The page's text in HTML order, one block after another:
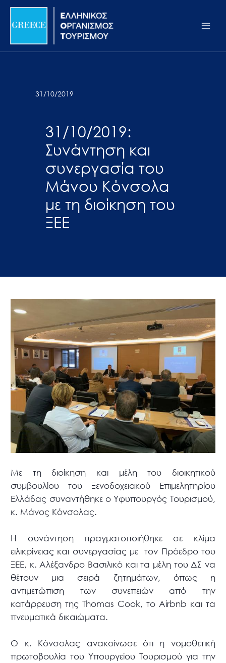
Σημείωση:
ιστότοπος
προσβασιμότητας.
Μετάβαση
περιεχόμενο
31/10/2019
31/10/2019:
Συνάντηση και
συνεργασία του
Μάνου Κόνσολα
με τη διοίκηση του
ΞΕΕ
Με τη διοίκηση και μέλη του διοικητικού
συμβουλίου του Ξενοδοχειακού Επιμελητηρίου
Ελλάδας συναντήθηκε ο Υφυπουργός Τουρισμού,
κ. Μάνος Κόνσολας.
Η συνάντηση πραγματοποιήθηκε σε κλίμα
ειλικρίνειας και συνεργασίας με τον Πρόεδρο του
ΞΕΕ, κ. Αλέξανδρο Βασιλικό και τα μέλη του ΔΣ να
θέτουν μια σειρά ζητημάτων, όπως η
αντιμετώπιση των συνεπειών από την
κατάρρευση της Thomas Cook, το Airbnb και τα
πνευματικά δικαιώματα.
Ο κ. Κόνσολας ανακοίνωσε ότι η νομοθετική
πρωτοβουλία του Υπουργείου Τουρισμού για την